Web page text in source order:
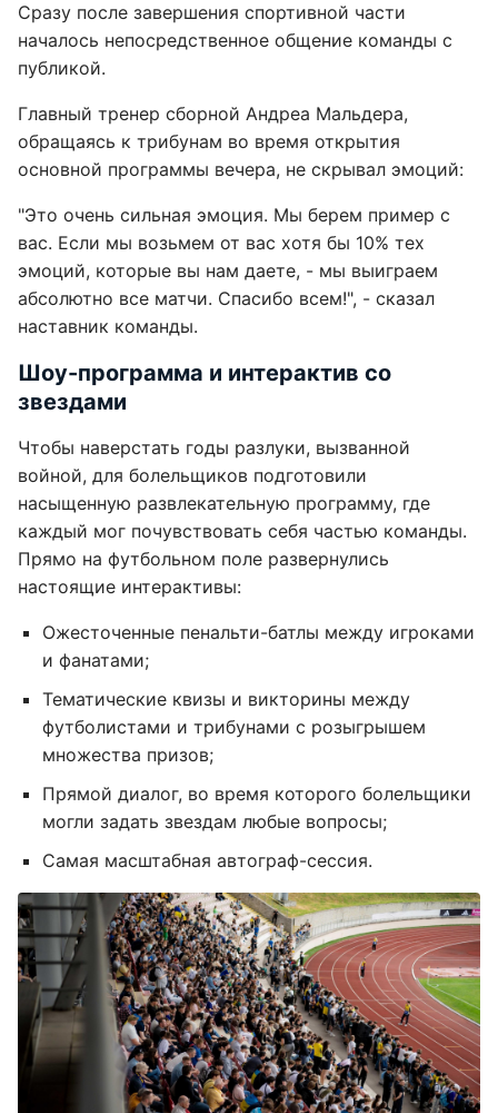
Сразу после завершения спортивной части
началось непосредственное общение команды с
публикой.
Главный тренер сборной Андреа Мальдера,
обращаясь к трибунам во время открытия
основной программы вечера, не скрывал эмоций:
"Это очень сильная эмоция. Мы берем пример с
вас. Если мы возьмем от вас хотя бы 10% тех
эмоций, которые вы нам даете, - мы выиграем
абсолютно все матчи. Спасибо всем!", - сказал
наставник команды.
Шоу-программа и интерактив со
звездами
Чтобы наверстать годы разлуки, вызванной
войной, для болельщиков подготовили
насыщенную развлекательную программу, где
каждый мог почувствовать себя частью команды.
Прямо на футбольном поле развернулись
настоящие интерактивы:
Ожесточенные пенальти-батлы между игроками
и фанатами;
Тематические квизы и викторины между
футболистами и трибунами с розыгрышем
множества призов;
Прямой диалог, во время которого болельщики
могли задать звездам любые вопросы;
Самая масштабная автограф-сессия.